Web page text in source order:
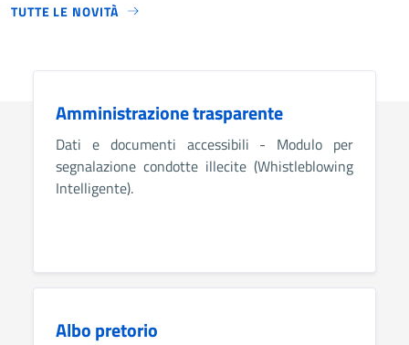
TUTTE LE NOVITÀ
Amministrazione trasparente
Dati e documenti accessibili - Modulo per
segnalazione condotte illecite (Whistleblowing
Intelligente).
Albo pretorio